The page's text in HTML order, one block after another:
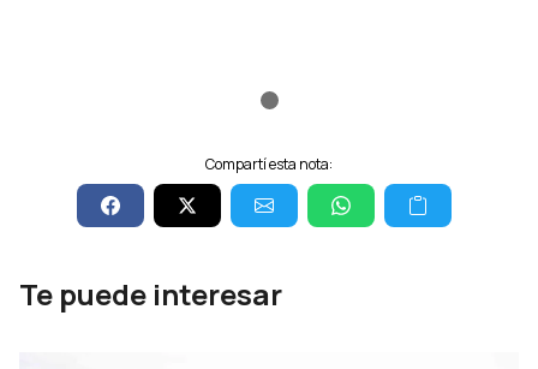
Compartí esta nota:
Te puede interesar